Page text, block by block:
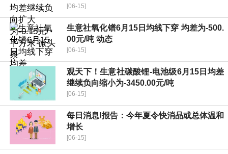
[06-15]
生意社氧化镨6月15日均线下穿 均差为-500.
00元/吨 动态
[06-15]
观天下！生意社碳酸锂-电池级6月15日均差
继续负向缩小为-3450.00元/吨
[06-15]
每日消息!报告：今年夏令快消品或总体温和
增长
[06-15]